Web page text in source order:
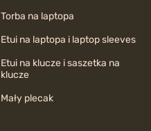
Torba na laptopa
Etui na laptopa i laptop sleeves
Etui na klucze i saszetka na
klucze
Mały plecak